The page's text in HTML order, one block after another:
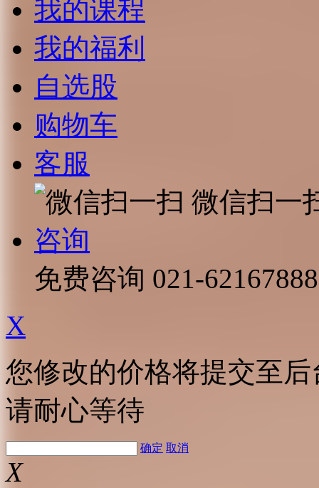
我的课程
我的福利
自选股
购物车
客服
微信扫一
咨询
免费咨询 021-62167888
X
您修改的价格将提交至
请耐心等待
确定 取消
X